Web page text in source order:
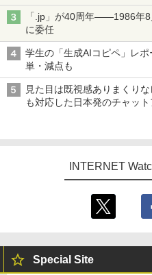
ル TIVIP」
「.jp」が40周年――1986年
に委任
学生の「生成AIコピペ」レ
単・減点も
見た目は既視感ありまくり
も対応した日本発のチャッ
INTERNET
Special Site